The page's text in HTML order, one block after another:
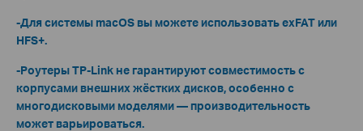
-Для системы macOS вы можете использовать exFAT или
HFS+.
-Роутеры TP-Link не гарантируют совместимость с
корпусами внешних жёстких дисков, особенно с
многодисковыми моделями — производительность
может варьироваться.